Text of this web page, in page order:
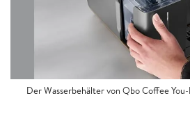
Der Wasserbehälter von Qbo Coffee